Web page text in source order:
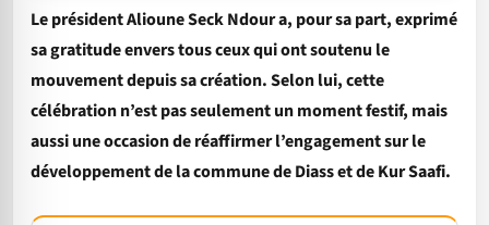
Le président Alioune Seck Ndour a, pour sa part, exprimé
sa gratitude envers tous ceux qui ont soutenu le
mouvement depuis sa création. Selon lui, cette
célébration n’est pas seulement un moment festif, mais
aussi une occasion de réaffirmer l’engagement sur le
développement de la commune de Diass et de Kur Saafi.